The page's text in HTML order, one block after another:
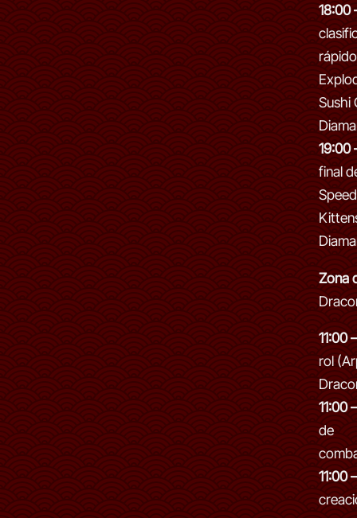
18:00
Sushi
19:00
final
Zona
11:00 –
rol
11:00 –
de
11:00 –